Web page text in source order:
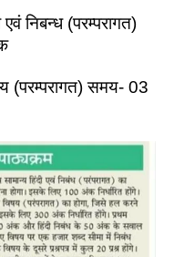
निबन्ध (परम्परागत)
(परम्परागत) समय- 03